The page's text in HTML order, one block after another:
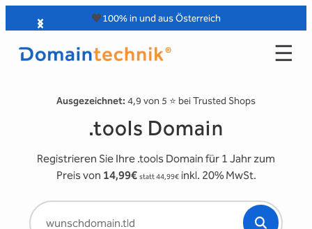
Inhalt
springen
🧡100% in und aus Österreich
☰
Ausgezeichnet: 4,9 von 5 ⭐️ bei Trusted Shops
.tools Domain
Registrieren Sie Ihre .tools Domain für 1 Jahr zum
Preis von 14,99€ statt 44,99€inkl. 20% MwSt.